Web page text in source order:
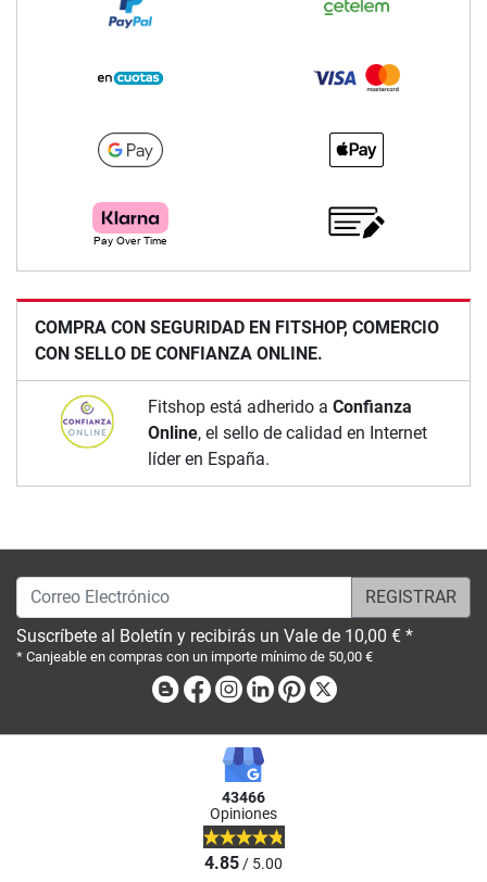
COMPRA CON SEGURIDAD EN FITSHOP, COMERCIO
CON SELLO DE CONFIANZA ONLINE.
Fitshop está adherido a Confianza
Online, el sello de calidad en Internet
líder en España.
Correo Electrónico
Suscríbete al Boletín y recibirás un Vale de 10,00 € *
* Canjeable en compras con un importe mínimo de 50,00 €
BlogFacebook
Instagram
LinkedinPinterest
43466
Opiniones
4.85/ 5.00